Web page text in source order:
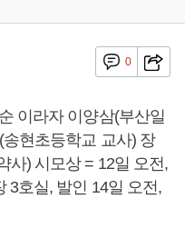
0
이라자 이양삼(부산일
현초등학교 교사) 장
사) 시모상 = 12일 오전,
3호실, 발인 14일 오전,